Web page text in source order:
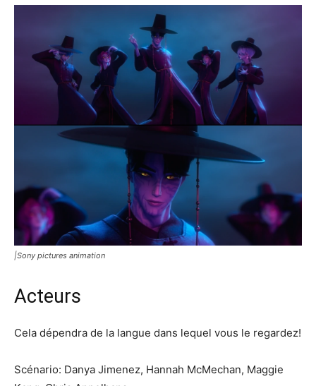
|Sony pictures animation
Acteurs
Cela dépendra de la langue dans lequel vous le regardez!
Scénario: Danya Jimenez, Hannah McMechan, Maggie